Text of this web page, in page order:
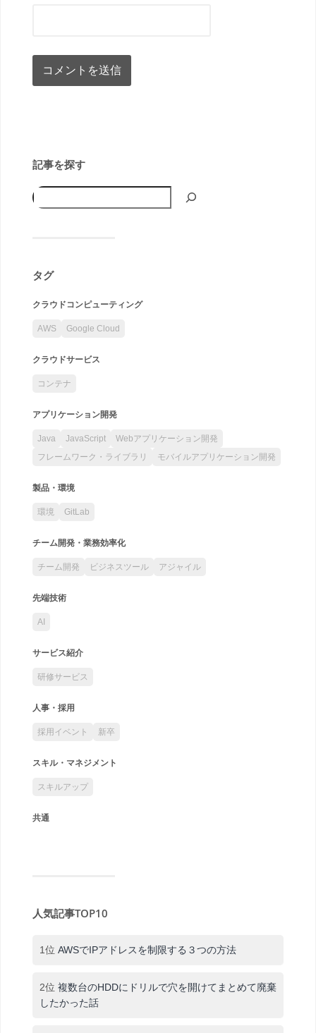
記事を探す
タグ
クラウドコンピューティング
AWS Google Cloud
クラウドサービス
コンテナ
アプリケーション開発
Java JavaScript
Webアプリケーション開発
フレームワーク・ライブラリ
モバイルアプリケーション開発
製品・環境
環境 GitLab
チーム開発・業務効率化
チーム開発 ビジネスツール アジャイル
先端技術
AI
サービス紹介
研修サービス
人事・採用
採用イベント 新卒
スキル・マネジメント
スキルアップ
共通
人気記事TOP10
1位 AWSでIPアドレスを制限する３つの方法
2位 複数台のHDDにドリルで穴を開けてまとめて廃棄
したかった話